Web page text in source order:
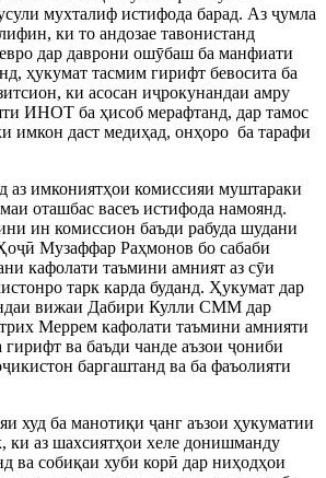
мухталиф истифода барад. Аз ҷумла
ки то андозае тавонистанд
дар даврони ошӯбаш ба манфиати
ҳукумат тасмим гирифт бевосита ба
ки асосан иҷрокунандаи амру
ИНОТ ба ҳисоб мерафтанд, дар тамос
имкон даст медиҳад, онҳоро ба тарафи
аз имкониятҳои комиссияи муштараки
оташбас васеъ истифода намоянд.
ин комиссион баъди рабуда шудани
ҷӣ Музаффар Раҳмонов бо сабаби
кафолати таъмини амният аз сӯи
тарк карда буданд. Ҳукумат дар
вижаи Дабири Кулли СММ дар
Меррем кафолати таъмини амнияти
гирифт ва баъди чанде аъзои ҷониби
ҷикистон баргаштанд ва ба фаъолияти
худ ба манотиқи ҷанг аъзои ҳукуматии
ки аз шахсиятҳои хеле донишманду
ва собиқаи хуби корӣ дар ниҳодҳои